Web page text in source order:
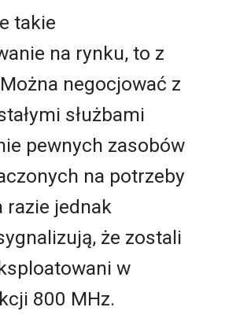
takie
na rynku, to z
negocjować z
służbami
pewnych zasobów
na potrzeby
razie jednak
że zostali
w
800 MHz.